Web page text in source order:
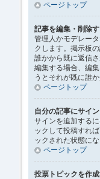
ページトップ
記事を編集・削除
管理人かモデレー
クします。掲示板
誰かから既に返信
編集する場合、編
うとそれが既に誰
ページトップ
自分の記事にサイ
サインを追加する
ックして投稿すれ
ックされた状態に
ページトップ
投票トピックを作